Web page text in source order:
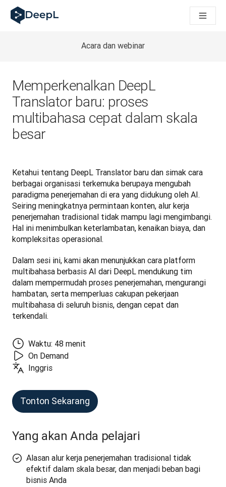
DeepL untuk agen AI
Translation Flow DeepL: Alur kerja baru yang didukung AI
How we brought Swiss German to DeepL
Sistem Evaluasi Mutu Terjemahan DeepL: Cara
Terjemahan teks berkualitas tinggi ke platform suara real-
Building an instantly accessible voice demo with DeepL
Acara dan webinar
Memperkenalkan DeepL
Translator baru: proses
multibahasa cepat dalam skala
besar
Ketahui tentang DeepL Translator baru dan simak cara
berbagai organisasi terkemuka berupaya mengubah
paradigma penerjemahan di era yang didukung oleh AI.
Seiring meningkatnya permintaan konten, alur kerja
penerjemahan tradisional tidak mampu lagi mengimbangi.
Hal ini menimbulkan keterlambatan, kenaikan biaya, dan
kompleksitas operasional.
Dalam sesi ini, kami akan menunjukkan cara platform
multibahasa berbasis AI dari DeepL mendukung tim
dalam mempermudah proses penerjemahan, mengurangi
hambatan, serta memperluas cakupan pekerjaan
multibahasa di seluruh bisnis, dengan cepat dan
terkendali.
Waktu: 48 menit
On Demand
Inggris
Tonton Sekarang
Yang akan Anda pelajari
Alasan alur kerja penerjemahan tradisional tidak
efektif dalam skala besar, dan menjadi beban bagi
bisnis Anda